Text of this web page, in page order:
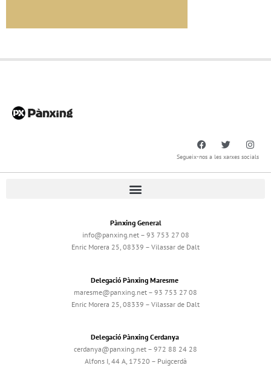
Segueix-nos a les xarxes socials
Pànxing General
info@panxing.net – 93 753 27 08
Enric Morera 25, 08339 – Vilassar de Dalt
Delegació Pànxing Maresme
maresme@panxing.net – 93 753 27 08
Enric Morera 25, 08339 – Vilassar de Dalt
Delegació Pànxing Cerdanya
cerdanya@panxing.net – 972 88 24 28
Alfons I, 44 A, 17520 – Puigcerdà